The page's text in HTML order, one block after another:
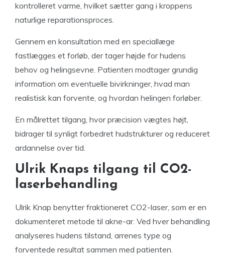
kontrolleret varme, hvilket sætter gang i kroppens
naturlige reparationsproces.
Gennem en konsultation med en speciallæge
fastlægges et forløb, der tager højde for hudens
behov og helingsevne. Patienten modtager grundig
information om eventuelle bivirkninger, hvad man
realistisk kan forvente, og hvordan helingen forløber.
En målrettet tilgang, hvor præcision vægtes højt,
bidrager til synligt forbedret hudstrukturer og reduceret
ardannelse over tid.
Ulrik Knaps tilgang til CO2-
laserbehandling
Ulrik Knap benytter fraktioneret CO2-laser, som er en
dokumenteret metode til akne-ar. Ved hver behandling
analyseres hudens tilstand, arrenes type og
forventede resultat sammen med patienten.